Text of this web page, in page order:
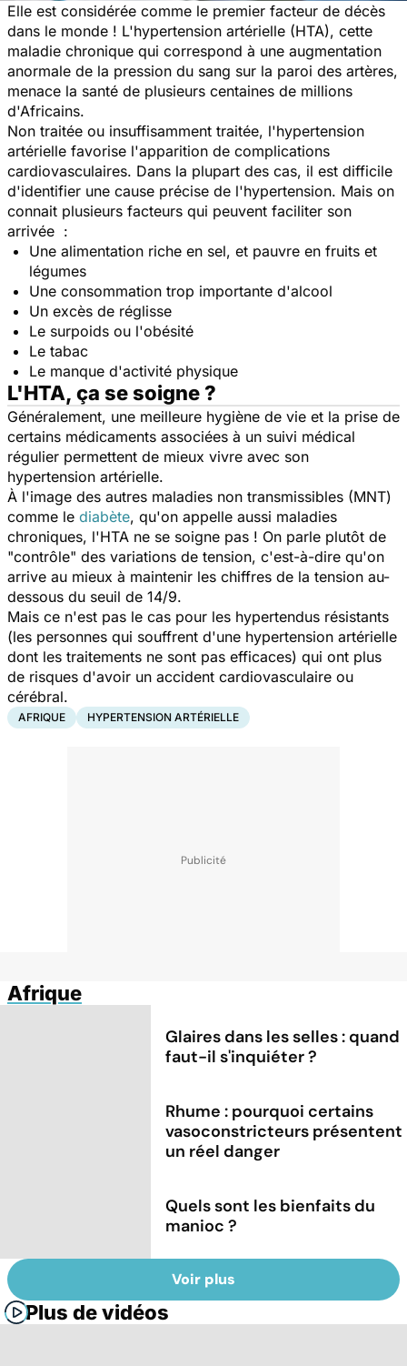
Elle est considérée comme le premier facteur de décès
dans le monde ! L'hypertension artérielle (HTA), cette
maladie chronique qui correspond à une augmentation
anormale de la pression du sang sur la paroi des artères,
menace la santé de plusieurs centaines de millions
d'Africains.
Non traitée ou insuffisamment traitée, l'hypertension
artérielle favorise l'apparition de complications
cardiovasculaires. Dans la plupart des cas, il est difficile
d'identifier une cause précise de l'hypertension. Mais on
connait plusieurs facteurs qui peuvent faciliter son
arrivée :
Une alimentation riche en sel, et pauvre en fruits et
légumes
Une consommation trop importante d'alcool
Un excès de réglisse
Le surpoids ou l'obésité
Le tabac
Le manque d'activité physique
L'HTA, ça se soigne ?
Généralement, une meilleure hygiène de vie et la prise de
certains médicaments associées à un suivi médical
régulier permettent de mieux vivre avec son
hypertension artérielle.
À l'image des autres maladies non transmissibles (MNT)
comme le diabète, qu'on appelle aussi maladies
chroniques, l'HTA ne se soigne pas ! On parle plutôt de
"contrôle" des variations de tension, c'est-à-dire qu'on
arrive au mieux à maintenir les chiffres de la tension au-
dessous du seuil de 14/9.
Mais ce n'est pas le cas pour les hypertendus résistants
(les personnes qui souffrent d'une hypertension artérielle
dont les traitements ne sont pas efficaces) qui ont plus
de risques d'avoir un accident cardiovasculaire ou
cérébral.
AFRIQUE HYPERTENSION ARTÉRIELLE
Afrique
Glaires dans les selles : quand
faut-il s'inquiéter ?
Rhume : pourquoi certains
vasoconstricteurs présentent
un réel danger
Quels sont les bienfaits du
manioc ?
Voir plus
Plus de vidéos